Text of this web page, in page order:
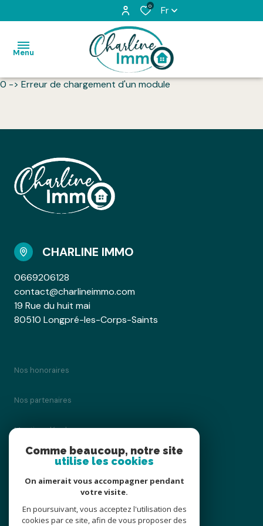
0 Fr
Menu
Acheter
Louer
L'équipe
Vendu
Contact
0 -> Erreur de chargement d'un module
CHARLINE IMMO
0669206128
contact@charlineimmo.com
19 Rue du huit mai
80510 Longpré-les-Corps-Saints
Nos honoraires
Nos partenaires
Mentions légales
Cookies
Comme beaucoup, notre site
utilise les cookies
On aimerait vous accompagner pendant
votre visite.
En poursuivant, vous acceptez l'utilisation des
cookies par ce site, afin de vous proposer des